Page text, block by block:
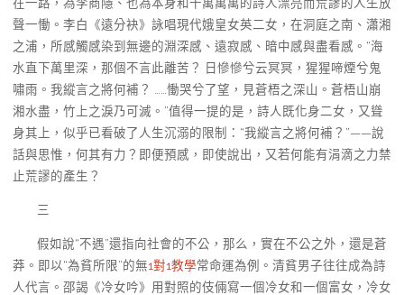
聲一慟。李白《遠分袂》詠唱現代娥皇女英二女，在洞庭之南、瀟湘
之浦，所感觸感染到無邊的淵深感、遠寂感、暗中感與盡看感。“海
水直下萬里深，那個不言此離苦？ 日慘慘兮云冥冥，猩猩啼煙兮鬼
嘯雨。我縱言之將何補？ ……慟哭兮了望，見蒼梧之深山。蒼梧山崩
湘水盡，竹上之淚乃可滅。”值得一提的是，詩人既化身二女，又聳
身其上，似乎已看破了人生沉溺的限制：“我縱言之將何補？”——說
話與思惟，何其有力？即便預感，即使說出，又若何能有涓滴之力禁
止荒謬的產生？
三
假如說“不遇”還指向社會的不公，那么，實在不公之外，還是蒼
莽。即以“為貧所限”的無1對1教學常命運為例。清貧男子往往成為詩
人代言。邵謁《冷女吟》用對照的伎倆寫一個冷女和一個富女，冷女